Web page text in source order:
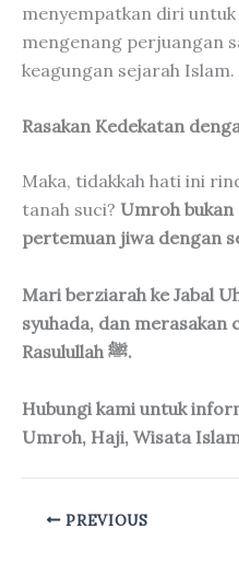
menyempatkan diri untuk
mengenang perjuangan
keagungan sejarah Islam.
Rasakan Kedekatan
Maka, tidakkah hati ini
tanah suci? Umroh
pertemuan jiwa dengan
Mari berziarah ke Jabal
syuhada, dan merasakan
Rasulullah ﷺ.
Hubungi kami untuk
Umroh, Haji, Wisata
PREVIOUS